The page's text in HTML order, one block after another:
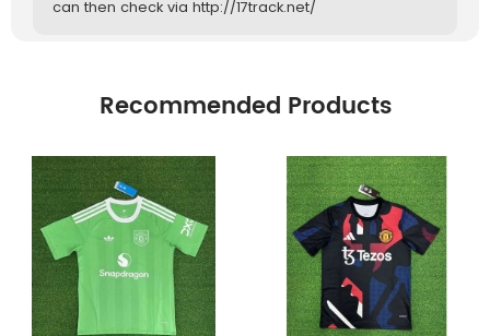
can then check via http://17track.net/
Recommended Products